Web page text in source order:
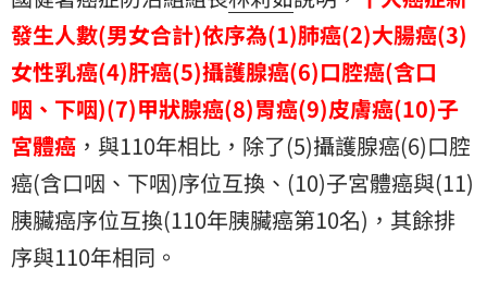
發生人數(男女合計)依序為(1)肺癌(2)大腸癌(3)
女性乳癌(4)肝癌(5)攝護腺癌(6)口腔癌(含口
咽、下咽)(7)甲狀腺癌(8)胃癌(9)皮膚癌(10)子
宮體癌 ，與110年相比，除了(5)攝護腺癌(6)口腔
癌(含口咽、下咽)序位互換、(10)子宮體癌與(11)
胰臟癌序位互換(110年胰臟癌第10名)，其餘排
序與110年相同。